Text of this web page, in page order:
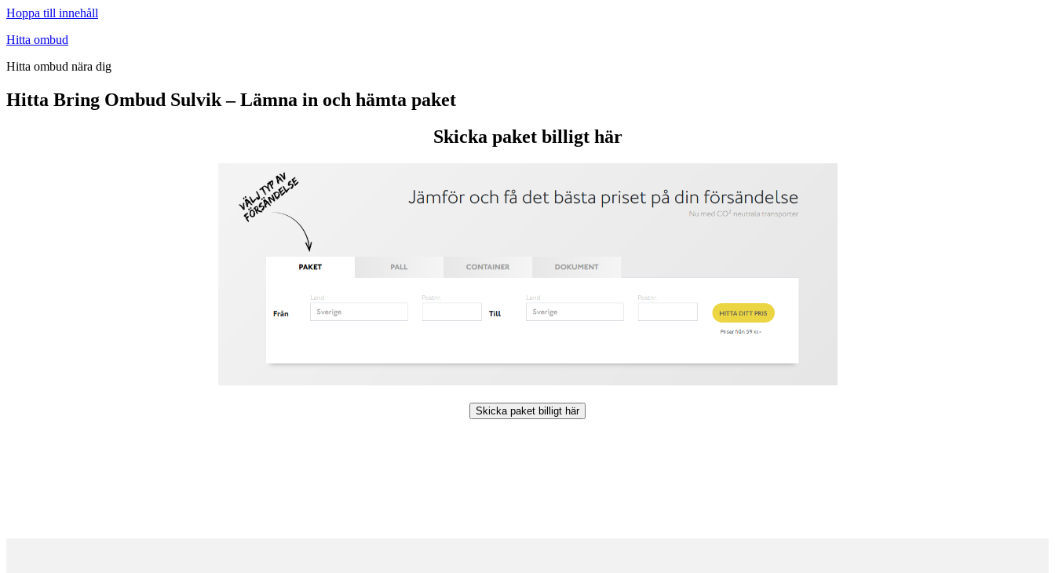
Hoppa till innehåll
Hitta ombud
Hitta ombud nära dig
Hitta Bring Ombud Sulvik – Lämna in och hämta paket
Skicka paket billigt här
Skicka paket billigt här